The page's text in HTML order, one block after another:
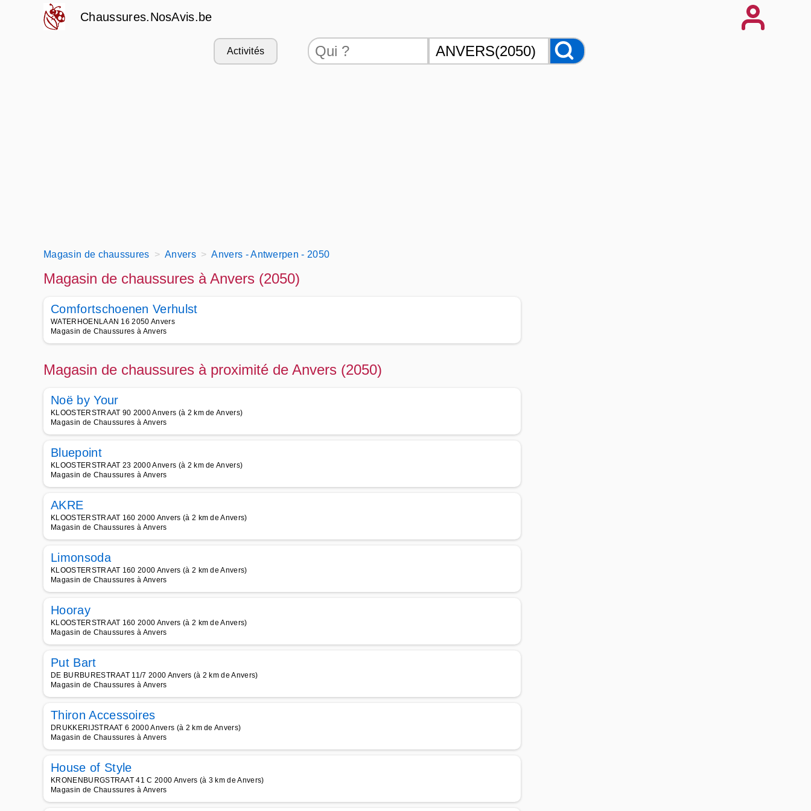
Chaussures.NosAvis.be
Activités
Magasin de chaussures Anvers Anvers - Antwerpen - 2050
Magasin de chaussures à Anvers (2050)
Comfortschoenen Verhulst
WATERHOENLAAN 16 2050 Anvers
Magasin de Chaussures à Anvers
Magasin de chaussures à proximité de Anvers (2050)
Noë by Your
KLOOSTERSTRAAT 90 2000 Anvers (à 2 km de Anvers)
Magasin de Chaussures à Anvers
Bluepoint
KLOOSTERSTRAAT 23 2000 Anvers (à 2 km de Anvers)
Magasin de Chaussures à Anvers
AKRE
KLOOSTERSTRAAT 160 2000 Anvers (à 2 km de Anvers)
Magasin de Chaussures à Anvers
Limonsoda
KLOOSTERSTRAAT 160 2000 Anvers (à 2 km de Anvers)
Magasin de Chaussures à Anvers
Hooray
KLOOSTERSTRAAT 160 2000 Anvers (à 2 km de Anvers)
Magasin de Chaussures à Anvers
Put Bart
DE BURBURESTRAAT 11/7 2000 Anvers (à 2 km de Anvers)
Magasin de Chaussures à Anvers
Thiron Accessoires
DRUKKERIJSTRAAT 6 2000 Anvers (à 2 km de Anvers)
Magasin de Chaussures à Anvers
House of Style
KRONENBURGSTRAAT 41 C 2000 Anvers (à 3 km de Anvers)
Magasin de Chaussures à Anvers